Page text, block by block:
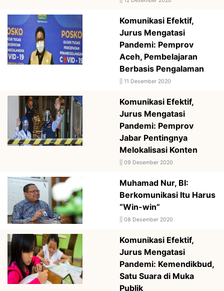
Komunikasi Efektif,
Jurus Mengatasi
Pandemi: Pemprov
Aceh, Pembelajaran
Berbasis Pengalaman
11 Desember 2020
Komunikasi Efektif,
Jurus Mengatasi
Pandemi: Pemprov
Jabar Pentingnya
Melokalisasi Konten
09 Desember 2020
Muhamad Nur, BI:
Berkomunikasi Itu Harus
“Win-win”
08 Desember 2020
Komunikasi Efektif,
Jurus Mengatasi
Pandemi: Kemendikbud,
Satu Suara di Muka
Publik